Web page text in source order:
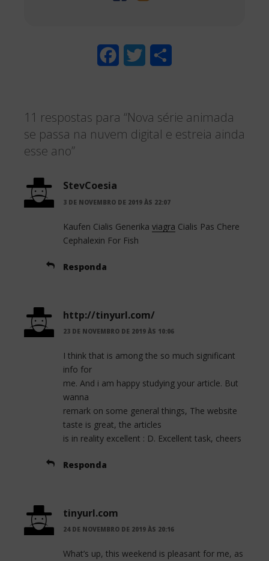
e
b
k
t
t
r
e
11 respostas para “Nova série animada
se passa na nuvem digital e estreia ainda
esse ano”
StevCoesia
3 DE NOVEMBRO DE 2019 ÀS 22:07
Kaufen Cialis Generika viagra Cialis Pas Chere
Cephalexin For Fish
Responda
http://tinyurl.com/
23 DE NOVEMBRO DE 2019 ÀS 10:06
I think that is among the so much significant
info for
me. And i am happy studying your article. But
wanna
remark on some general things, The website
taste is great, the articles
is in reality excellent : D. Excellent task, cheers
Responda
tinyurl.com
24 DE NOVEMBRO DE 2019 ÀS 20:16
What’s up, this weekend is pleasant for me, as